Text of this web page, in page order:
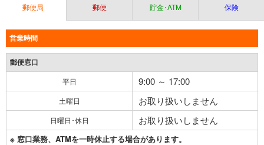
郵便局 郵便 貯金･ATM 保険
営業時間
郵便窓口
平日 9:00 ～ 17:00
土曜日 お取り扱いしません
日曜日･休日 お取り扱いしません
※ 窓口業務、ATMを一時休止する場合があります。